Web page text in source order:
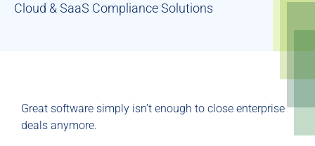
Cloud & SaaS Compliance Solutions
Great software simply isn’t enough to close enterprise
deals anymore.